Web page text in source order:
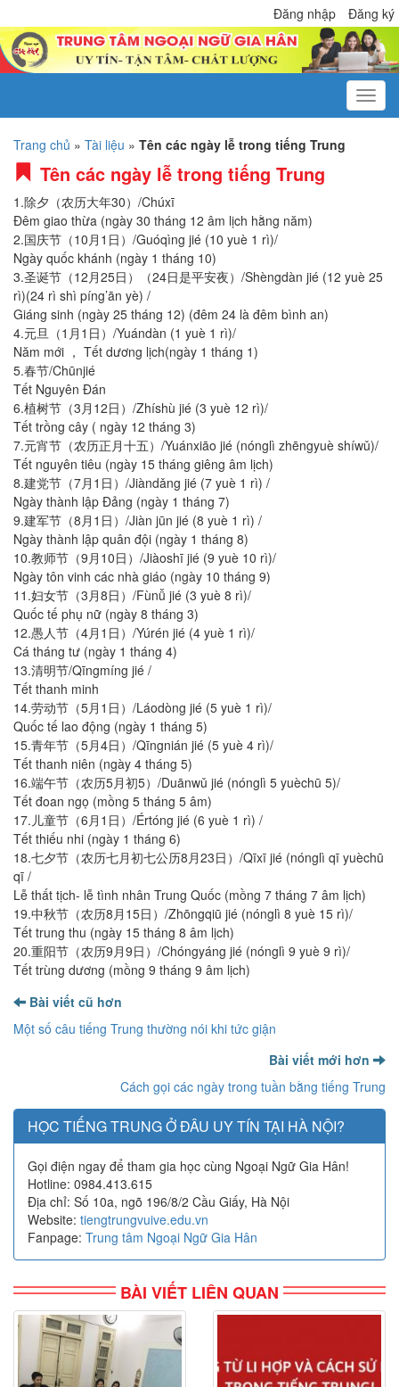
Đăng nhập Đăng ký
Trang chủ » Tài liệu » Tên các ngày lễ trong tiếng Trung
Tên các ngày lễ trong tiếng Trung
1.除夕（农历大年30）/Chúxī
Đêm giao thừa (ngày 30 tháng 12 âm lịch hằng năm)
2.国庆节（10月1日）/Guóqìng jié (10 yuè 1 rì)/
Ngày quốc khánh (ngày 1 tháng 10)
3.圣诞节（12月25日）（24日是平安夜）/Shèngdàn jié (12 yuè 25
rì)(24 rì shì píng’ān yè) /
Giáng sinh (ngày 25 tháng 12) (đêm 24 là đêm bình an)
4.元旦（1月1日）/Yuándàn (1 yuè 1 rì)/
Năm mới ， Tết dương lịch(ngày 1 tháng 1)
5.春节/Chūnjié
Tết Nguyên Đán
6.植树节（3月12日）/Zhíshù jié (3 yuè 12 rì)/
Tết trồng cây ( ngày 12 tháng 3)
7.元宵节（农历正月十五）/Yuánxiāo jié (nónglì zhēngyuè shíwǔ)/
Tết nguyên tiêu (ngày 15 tháng giêng âm lịch)
8.建党节（7月1日）/Jiàndǎng jié (7 yuè 1 rì) /
Ngày thành lập Đảng (ngày 1 tháng 7)
9.建军节（8月1日）/Jiàn jūn jié (8 yuè 1 rì) /
Ngày thành lập quân đội (ngày 1 tháng 8)
10.教师节（9月10日）/Jiàoshī jié (9 yuè 10 rì)/
Ngày tôn vinh các nhà giáo (ngày 10 tháng 9)
11.妇女节（3月8日）/Fùnǚ jié (3 yuè 8 rì)/
Quốc tế phụ nữ (ngày 8 tháng 3)
12.愚人节（4月1日）/Yúrén jié (4 yuè 1 rì)/
Cá tháng tư (ngày 1 tháng 4)
13.清明节/Qīngmíng jié /
Tết thanh minh
14.劳动节（5月1日）/Láodòng jié (5 yuè 1 rì)/
Quốc tế lao động (ngày 1 tháng 5)
15.青年节（5月4日）/Qīngnián jié (5 yuè 4 rì)/
Tết thanh niên (ngày 4 tháng 5)
16.端午节（农历5月初5）/Duānwǔ jié (nónglì 5 yuèchū 5)/
Tết đoan ngọ (mồng 5 tháng 5 âm)
17.儿童节（6月1日）/Értóng jié (6 yuè 1 rì) /
Tết thiếu nhi (ngày 1 tháng 6)
18.七夕节（农历七月初七公历8月23日）/Qīxī jié (nónglì qī yuèchū
qī /
Lễ thất tịch- lễ tình nhân Trung Quốc (mồng 7 tháng 7 âm lịch)
19.中秋节（农历8月15日）/Zhōngqiū jié (nónglì 8 yuè 15 rì)/
Tết trung thu (ngày 15 tháng 8 âm lịch)
20.重阳节（农历9月9日）/Chóngyáng jié (nónglì 9 yuè 9 rì)/
Tết trùng dương (mồng 9 tháng 9 âm lịch)
Bài viết cũ hơn
Một số câu tiếng Trung thường nói khi tức giận
Bài viết mới hơn
Cách gọi các ngày trong tuần bằng tiếng Trung
HỌC TIẾNG TRUNG Ở ĐÂU UY TÍN TẠI HÀ NỘI?
Gọi điện ngay để tham gia học cùng Ngoại Ngữ Gia Hân!
Hotline: 0984.413.615
Địa chỉ: Số 10a, ngõ 196/8/2 Cầu Giấy, Hà Nội
Website: tiengtrungvuive.edu.vn
Fanpage: Trung tâm Ngoại Ngữ Gia Hân
BÀI VIẾT LIÊN QUAN